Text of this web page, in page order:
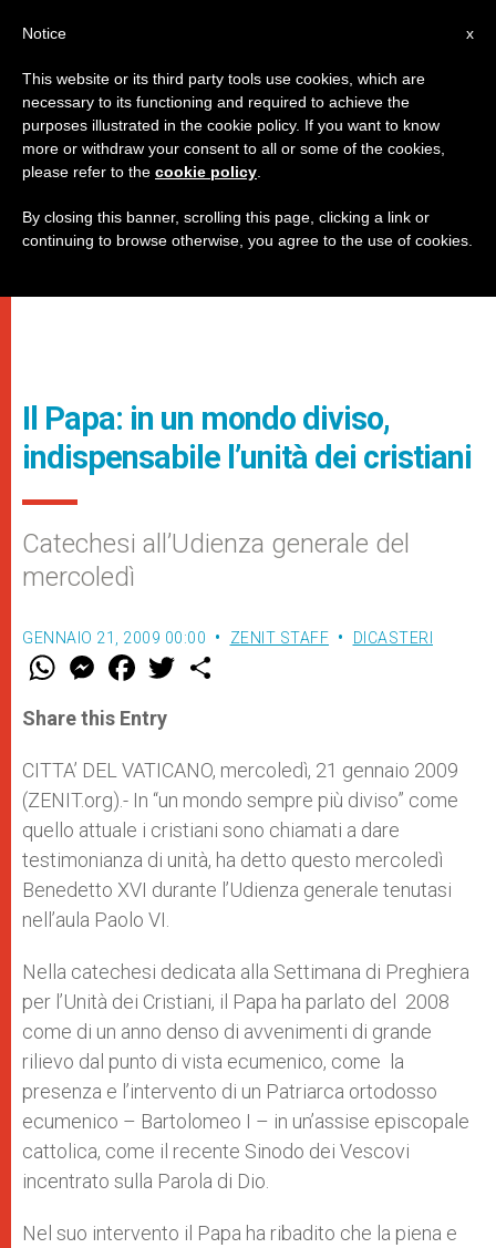
Il Papa: in un mondo diviso,
indispensabile l’unità dei cristiani
Catechesi all’Udienza generale del
mercoledì
GENNAIO 21, 2009 00:00 ZENIT STAFF DICASTERI
W
t
s
p
p
M
e
s
e
g
e
r
F
a
e
b
o
k
w
r
Share this Entry
CITTA’ DEL VATICANO, mercoledì, 21 gennaio 2009
(ZENIT.org).- In “un mondo sempre più diviso” come
quello attuale i cristiani sono chiamati a dare
testimonianza di unità, ha detto questo mercoledì
Benedetto XVI durante l’Udienza generale tenutasi
nell’aula Paolo VI.
Nella catechesi dedicata alla Settimana di Preghiera
per l’Unità dei Cristiani, il Papa ha parlato del 2008
come di un anno denso di avvenimenti di grande
rilievo dal punto di vista ecumenico, come la
presenza e l’intervento di un Patriarca ortodosso
ecumenico – Bartolomeo I – in un’assise episcopale
cattolica, come il recente Sinodo dei Vescovi
incentrato sulla Parola di Dio.
Nel suo intervento il Papa ha ribadito che la piena e
x
Notice
This website or its third party tools use cookies, which are
necessary to its functioning and required to achieve the
purposes illustrated in the cookie policy. If you want to know
more or withdraw your consent to all or some of the cookies,
please refer to the cookie policy
By closing this banner, scrolling this page, clicking a link or
continuing to browse otherwise, you agree to the use of cookies.